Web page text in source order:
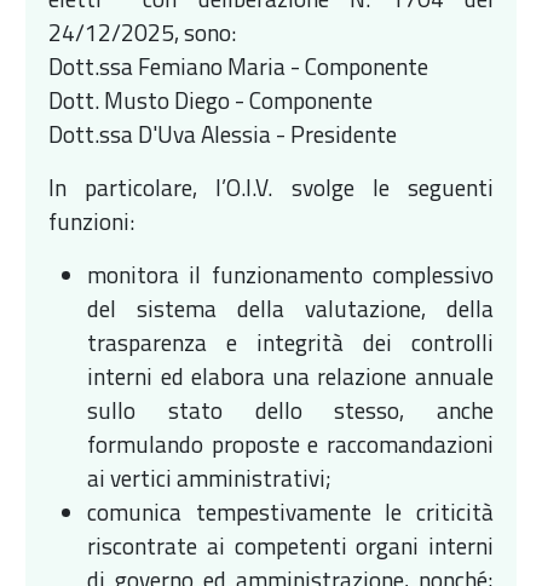
24/12/2025, sono:
Dott.ssa Femiano Maria - Componente
Dott. Musto Diego - Componente
Dott.ssa D'Uva Alessia - Presidente
In particolare, l’O.I.V. svolge le seguenti
funzioni:
monitora il funzionamento complessivo
del sistema della valutazione, della
trasparenza e integrità dei controlli
interni ed elabora una relazione annuale
sullo stato dello stesso, anche
formulando proposte e raccomandazioni
ai vertici amministrativi;
comunica tempestivamente le criticità
riscontrate ai competenti organi interni